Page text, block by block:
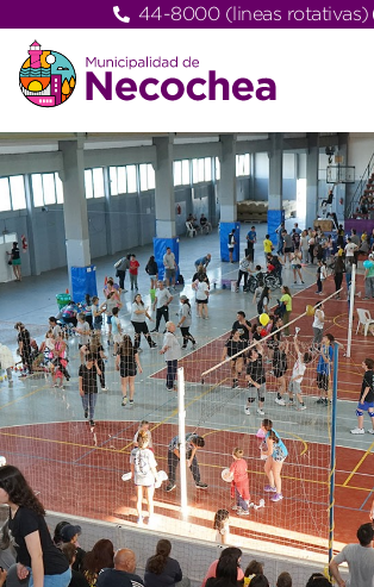
44-8000 (lineas rotativas)